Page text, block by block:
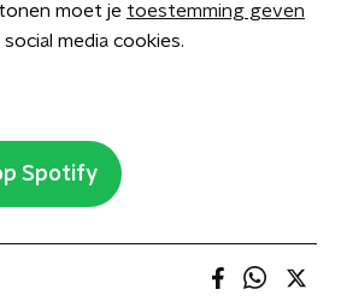
moet je toestemming geven
media cookies.
Spotify